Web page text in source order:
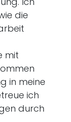
die
mit
in meine
ich
durch